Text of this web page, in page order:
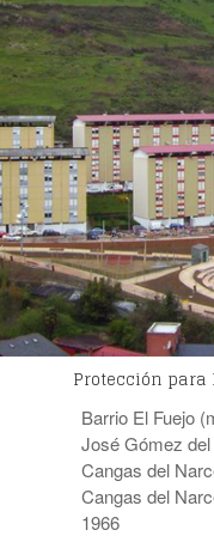
Protección para
Barrio El Fuejo
José Gómez
Cangas del
Cangas del
1966